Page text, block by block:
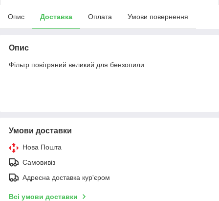
Опис Доставка Оплата Умови повернення
Опис
Фільтр повітряний великий для бензопили
Умови доставки
Нова Пошта
Самовивіз
Адресна доставка кур'єром
Всі умови доставки